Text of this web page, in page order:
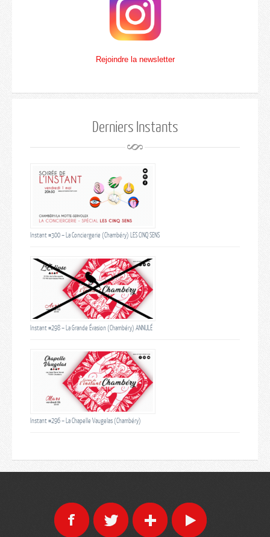
Rejoindre la newsletter
Derniers Instants
Instant #300 – La Conciergerie (Chambéry) LES CINQ SENS
Instant #298 – La Grande Évasion (Chambéry) ANNULÉ
Instant #296 – La Chapelle Vaugelas (Chambéry)